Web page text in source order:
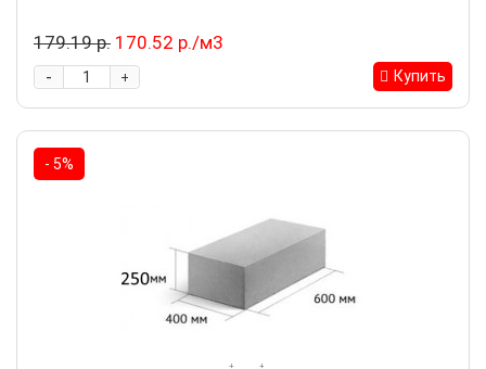
179.19 р. 170.52 р./м3
+
- Купить
- 5%